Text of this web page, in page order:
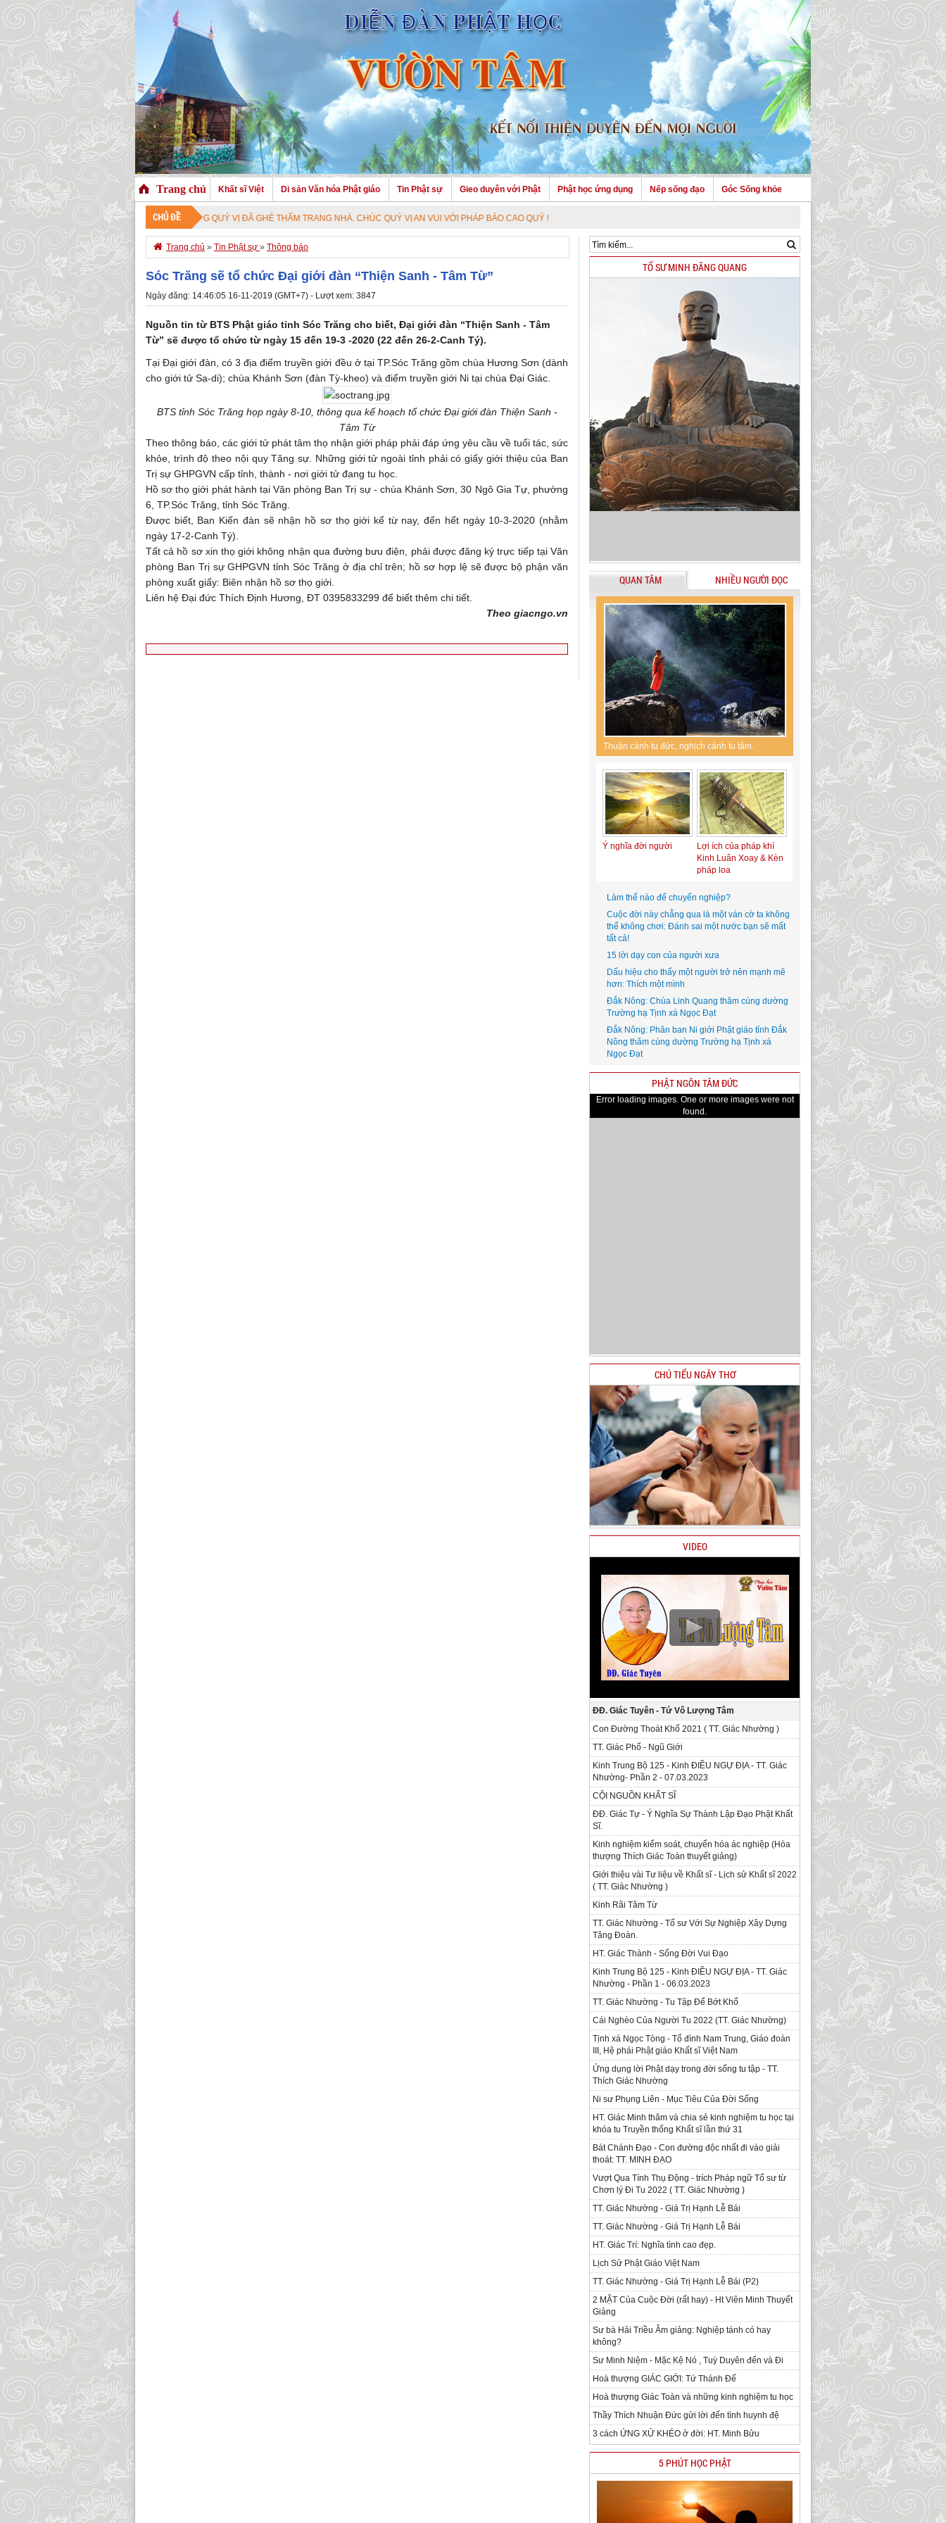
Trang chủ Khất sĩ Việt Di sản Văn hóa Phật giáo Tin Phật sự Gieo duyên với Phật Phật học ứng dụng Nếp sống đạo Góc Sống khỏe
CHỦ ĐỀ
CHÀO MỪNG QUÝ VỊ ĐÃ GHÉ THĂM TRANG NHÀ. CHÚC QUÝ VỊ AN VUI VỚI PHÁP BẢO CAO QUÝ !
 Trang chủ » Tin Phật sự » Thông báo
Sóc Trăng sẽ tổ chức Đại giới đàn “Thiện Sanh - Tâm Từ”
Ngày đăng: 14:46:05 16-11-2019 (GMT+7) - Lượt xem: 3847
Nguồn tin từ BTS Phật giáo tỉnh Sóc Trăng cho biết, Đại giới đàn “Thiện Sanh - Tâm
Từ” sẽ được tổ chức từ ngày 15 đến 19-3 -2020 (22 đến 26-2-Canh Tý).
Tại Đại giới đàn, có 3 địa điểm truyền giới đều ở tại TP.Sóc Trăng gồm chùa Hương Sơn (dành
cho giới tử Sa-di); chùa Khánh Sơn (đàn Tỳ-kheo) và điểm truyền giới Ni tại chùa Đại Giác.
BTS tỉnh Sóc Trăng họp ngày 8-10, thông qua kế hoạch tổ chức Đại giới đàn Thiện Sanh -
Tâm Từ
Theo thông báo, các giới tử phát tâm thọ nhận giới pháp phải đáp ứng yêu cầu về tuổi tác, sức
khỏe, trình độ theo nội quy Tăng sự. Những giới tử ngoài tỉnh phải có giấy giới thiệu của Ban
Trị sự GHPGVN cấp tỉnh, thành - nơi giới tử đang tu học.
Hồ sơ thọ giới phát hành tại Văn phòng Ban Trị sự - chùa Khánh Sơn, 30 Ngô Gia Tự, phường
6, TP.Sóc Trăng, tỉnh Sóc Trăng.
Được biết, Ban Kiến đàn sẽ nhận hồ sơ thọ giới kể từ nay, đến hết ngày 10-3-2020 (nhằm
ngày 17-2-Canh Tý).
Tất cả hồ sơ xin thọ giới không nhận qua đường bưu điện, phải được đăng ký trực tiếp tại Văn
phòng Ban Trị sự GHPGVN tỉnh Sóc Trăng ở địa chỉ trên; hồ sơ hợp lệ sẽ được bộ phận văn
phòng xuất giấy: Biên nhận hồ sơ thọ giới.
Liên hệ Đại đức Thích Định Hương, ĐT 0395833299 để biết thêm chi tiết.
Theo giacngo.vn
TỔ SƯ MINH ĐĂNG QUANG
QUAN TÂM NHIỀU NGƯỜI ĐỌC
Thuận cảnh tu đức, nghịch cảnh tu tâm.
Ý nghĩa đời người
Lợi ích của pháp khí
Kinh Luân Xoay & Kèn
pháp loa
Làm thế nào để chuyển nghiệp?
Cuộc đời này chẳng qua là một ván cờ ta không
thể không chơi: Đánh sai một nước bạn sẽ mất
tất cả!
15 lời dạy con của người xưa
Dấu hiệu cho thấy một người trở nên mạnh mẽ
hơn: Thích một mình
Đắk Nông: Chùa Linh Quang thăm cúng dường
Trường hạ Tịnh xá Ngọc Đạt
Đắk Nông: Phân ban Ni giới Phật giáo tỉnh Đắk
Nông thăm cúng dường Trường hạ Tịnh xá
Ngọc Đạt
PHẬT NGÔN TÂM ĐỨC
Error loading images. One or more images were not
found.
CHÚ TIỂU NGÂY THƠ
VIDEO
ĐĐ. Giác Tuyên - Tứ Vô Lượng Tâm
Con Đường Thoát Khổ 2021 ( TT. Giác Nhường )
TT. Giác Phổ - Ngũ Giới
Kinh Trung Bộ 125 - Kinh ÐIỀU NGỰ ĐỊA - TT. Giác
Nhường- Phần 2 - 07.03.2023
CỘI NGUỒN KHẤT SĨ
ĐĐ. Giác Tự - Ý Nghĩa Sự Thành Lập Đạo Phật Khất
Sĩ.
Kinh nghiệm kiểm soát, chuyển hóa ác nghiệp (Hòa
thượng Thích Giác Toàn thuyết giảng)
Giới thiệu vài Tư liệu về Khất sĩ - Lịch sử Khất sĩ 2022
( TT. Giác Nhường )
Kinh Rãi Tâm Từ
TT. Giác Nhường - Tổ sư Với Sự Nghiệp Xây Dựng
Tăng Đoàn.
HT. Giác Thành - Sống Đời Vui Đạo
Kinh Trung Bộ 125 - Kinh ÐIỀU NGỰ ĐỊA - TT. Giác
Nhường - Phần 1 - 06.03.2023
TT. Giác Nhường - Tu Tập Để Bớt Khổ
Cái Nghèo Của Người Tu 2022 (TT. Giác Nhường)
Tịnh xá Ngọc Tòng - Tổ đình Nam Trung, Giáo đoàn
III, Hệ phái Phật giáo Khất sĩ Việt Nam
Ứng dụng lời Phật dạy trong đời sống tu tập - TT.
Thích Giác Nhường
Ni sư Phụng Liên - Mục Tiêu Của Đời Sống
HT. Giác Minh thăm và chia sẻ kinh nghiệm tu học tại
khóa tu Truyền thống Khất sĩ lần thứ 31
Bát Chánh Đạo - Con đường độc nhất đi vào giải
thoát: TT. MINH ĐẠO
Vượt Qua Tính Thụ Động - trích Pháp ngữ Tổ sư từ
Chơn lý Đi Tu 2022 ( TT. Giác Nhường )
TT. Giác Nhường - Giá Trị Hạnh Lễ Bái
TT. Giác Nhường - Giá Trị Hạnh Lễ Bái
HT. Giác Trí: Nghĩa tình cao đẹp.
Lịch Sử Phật Giáo Việt Nam
TT. Giác Nhường - Giá Trị Hạnh Lễ Bái (P2)
2 MẶT Của Cuộc Đời (rất hay) - Ht Viên Minh Thuyết
Giảng
Sư bà Hải Triều Âm giảng: Nghiệp tánh có hay
không?
Sư Minh Niệm - Mặc Kệ Nó , Tuỳ Duyên đến và Đi
Hoà thượng GIÁC GIỚI: Tứ Thánh Đế
Hoà thượng Giác Toàn và những kinh nghiệm tu học
Thầy Thích Nhuận Đức gửi lời đến tình huynh đệ
3 cách ỨNG XỬ KHÉO ở đời: HT. Minh Bửu
5 PHÚT HỌC PHẬT